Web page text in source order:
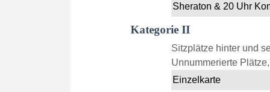
Sheraton & 20 Uhr
Kategorie II
Sitzplätze hinter und
Unnummerierte
Einzelkarte